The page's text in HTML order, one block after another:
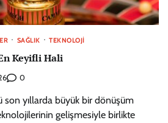
SAĞLIK TEKNOLOJI
Keyifli Hali
0
son yıllarda büyük bir dönüşüm
gelişmesiyle birlikte